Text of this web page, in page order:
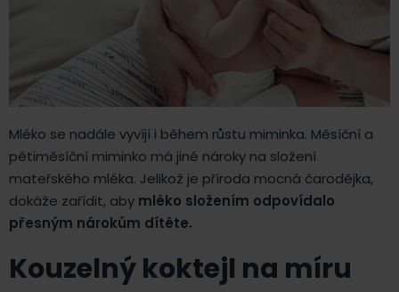
Mléko se nadále vyvíjí i během růstu miminka. Měsíční a
pětiměsíční miminko má jiné nároky na složení
mateřského mléka. Jelikož je příroda mocná čarodějka,
dokáže zařídit, aby mléko složením odpovídalo
přesným nárokům dítěte.
Kouzelný koktejl na míru